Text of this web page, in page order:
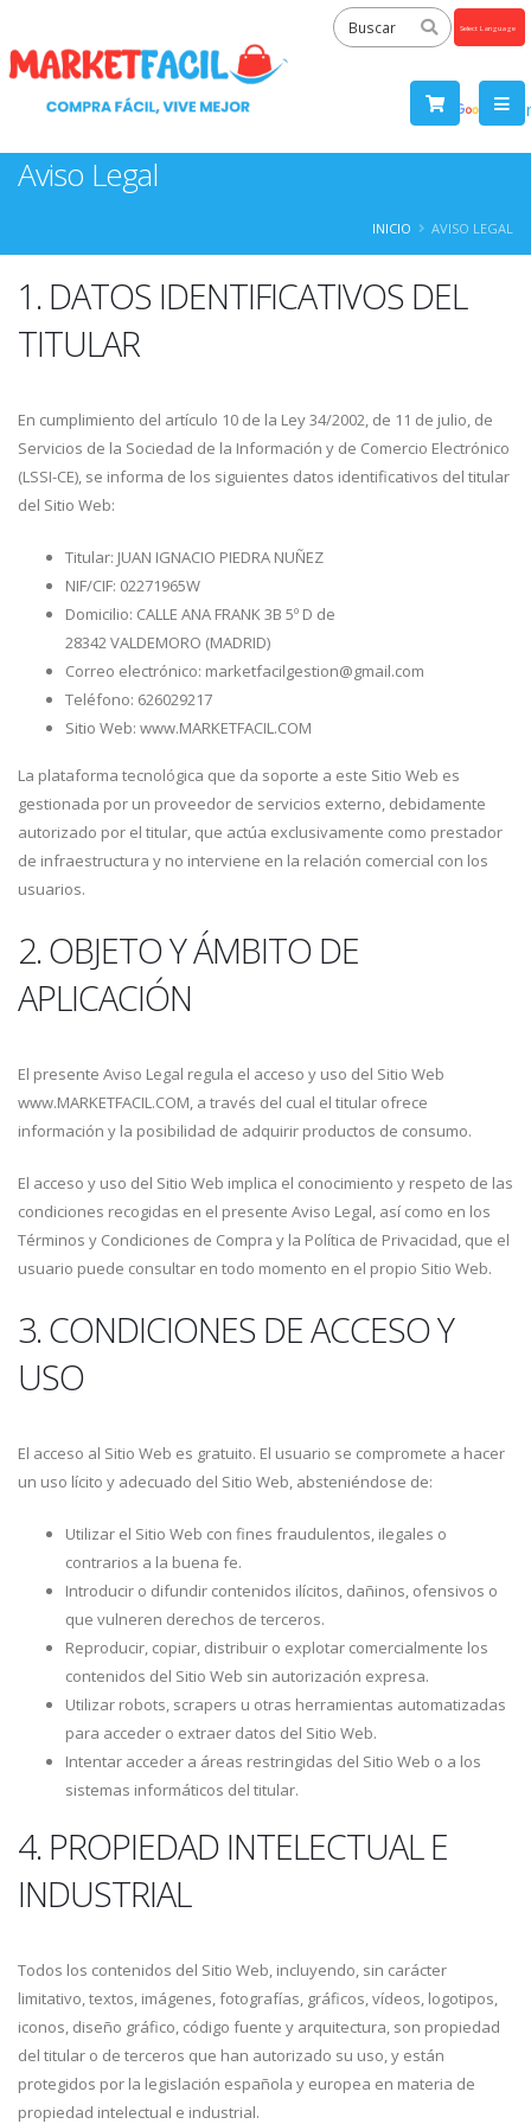
by
Aviso Legal
INICIO AVISO LEGAL
1. DATOS IDENTIFICATIVOS DEL
TITULAR
En cumplimiento del artículo 10 de la Ley 34/2002, de 11 de julio, de
Servicios de la Sociedad de la Información y de Comercio Electrónico
(LSSI-CE), se informa de los siguientes datos identificativos del titular
del Sitio Web:
Titular: JUAN IGNACIO PIEDRA NUÑEZ
NIF/CIF: 02271965W
Domicilio: CALLE ANA FRANK 3B 5º D de
28342 VALDEMORO (MADRID)
Correo electrónico: marketfacilgestion@gmail.com
Teléfono: 626029217
Sitio Web: www.MARKETFACIL.COM
La plataforma tecnológica que da soporte a este Sitio Web es
gestionada por un proveedor de servicios externo, debidamente
autorizado por el titular, que actúa exclusivamente como prestador
de infraestructura y no interviene en la relación comercial con los
usuarios.
2. OBJETO Y ÁMBITO DE
APLICACIÓN
El presente Aviso Legal regula el acceso y uso del Sitio Web
www.MARKETFACIL.COM, a través del cual el titular ofrece
información y la posibilidad de adquirir productos de consumo.
El acceso y uso del Sitio Web implica el conocimiento y respeto de las
condiciones recogidas en el presente Aviso Legal, así como en los
Términos y Condiciones de Compra y la Política de Privacidad, que el
usuario puede consultar en todo momento en el propio Sitio Web.
3. CONDICIONES DE ACCESO Y
USO
El acceso al Sitio Web es gratuito. El usuario se compromete a hacer
un uso lícito y adecuado del Sitio Web, absteniéndose de:
Utilizar el Sitio Web con fines fraudulentos, ilegales o
contrarios a la buena fe.
Introducir o difundir contenidos ilícitos, dañinos, ofensivos o
que vulneren derechos de terceros.
Reproducir, copiar, distribuir o explotar comercialmente los
contenidos del Sitio Web sin autorización expresa.
Utilizar robots, scrapers u otras herramientas automatizadas
para acceder o extraer datos del Sitio Web.
Intentar acceder a áreas restringidas del Sitio Web o a los
sistemas informáticos del titular.
4. PROPIEDAD INTELECTUAL E
INDUSTRIAL
Todos los contenidos del Sitio Web, incluyendo, sin carácter
limitativo, textos, imágenes, fotografías, gráficos, vídeos, logotipos,
iconos, diseño gráfico, código fuente y arquitectura, son propiedad
del titular o de terceros que han autorizado su uso, y están
protegidos por la legislación española y europea en materia de
propiedad intelectual e industrial.